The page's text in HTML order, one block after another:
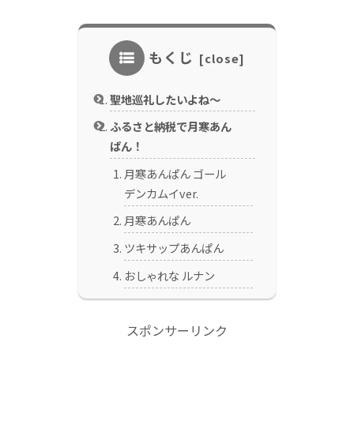
もくじ
聖地巡礼したいよね～
ふるさと納税で月寒あん
ぱん！
月寒あんぱん ゴール
デンカムイver.
月寒あんぱん
ツキサップあんぱん
おしゃれな ルナン
スポンサーリンク